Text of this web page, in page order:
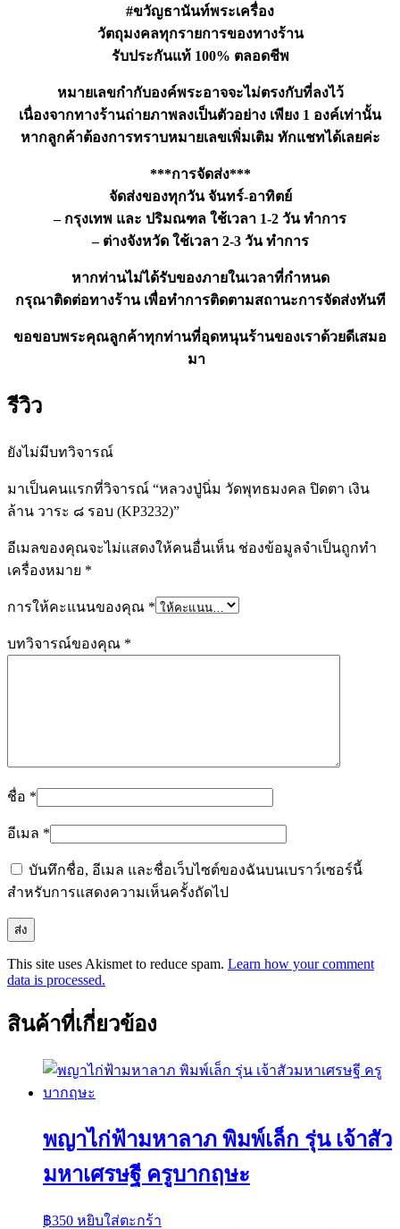
#ขวัญธานันท์พระเครื่อง
วัตถุมงคลทุกรายการของทางร้าน
รับประกันแท้ 100% ตลอดชีพ
หมายเลขกำกับองค์พระอาจจะไม่ตรงกับที่ลงไว้
เนื่องจากทางร้านถ่ายภาพลงเป็นตัวอย่าง เพียง 1 องค์เท่านั้น
หากลูกค้าต้องการทราบหมายเลขเพิ่มเติม ทักแชทได้เลยค่ะ
***การจัดส่ง***
จัดส่งของทุกวัน จันทร์-อาทิตย์
– กรุงเทพ และ ปริมณฑล ใช้เวลา 1-2 วัน ทำการ
– ต่างจังหวัด ใช้เวลา 2-3 วัน ทำการ
หากท่านไม่ได้รับของภายในเวลาที่กำหนด
กรุณาติดต่อทางร้าน เพื่อทำการติดตามสถานะการจัดส่งทันที
ขอขอบพระคุณลูกค้าทุกท่านที่อุดหนุนร้านของเราด้วยดีเสมอ
มา
รีวิว
ยังไม่มีบทวิจารณ์
มาเป็นคนแรกที่วิจารณ์ “หลวงปู่นิ่ม วัดพุทธมงคล ปิดตา เงิน
ล้าน วาระ ๘ รอบ (KP3232)”
อีเมลของคุณจะไม่แสดงให้คนอื่นเห็น ช่องข้อมูลจำเป็นถูกทำ
เครื่องหมาย *
การให้คะแนนของคุณ *
บทวิจารณ์ของคุณ *
ชื่อ *
อีเมล *
บันทึกชื่อ, อีเมล และชื่อเว็บไซต์ของฉันบนเบราว์เซอร์นี้
สำหรับการแสดงความเห็นครั้งถัดไป
This site uses Akismet to reduce spam. Learn how your comment
data is processed.
สินค้าที่เกี่ยวข้อง
พญาไก่ฟ้ามหาลาภ พิมพ์เล็ก รุ่น เจ้าสัว
มหาเศรษฐี ครูบากฤษะ
฿350 หยิบใส่ตะกร้า